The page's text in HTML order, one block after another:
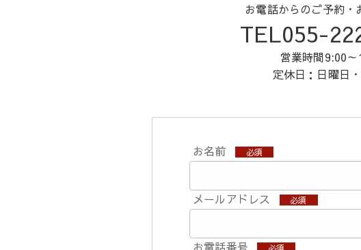
お電話からのご予約・
TEL055-
営業時間9:00～
定休日：日曜日
お名前 必須
メールアドレス 必須
お電話番号 必須